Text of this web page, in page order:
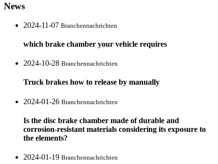
News
2024-11-07 Branchennachrichten
which brake chamber your vehicle requires
2024-10-28 Branchennachrichten
Truck brakes how to release by manually
2024-01-26 Branchennachrichten
Is the disc brake chamber made of durable and
corrosion-resistant materials considering its exposure to
the elements?
2024-01-19 Branchennachrichten